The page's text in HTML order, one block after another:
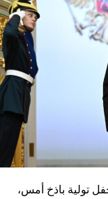
تولية باذخ أمس،